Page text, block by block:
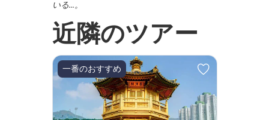
いる…。
近隣のツアー
一番のおすすめ